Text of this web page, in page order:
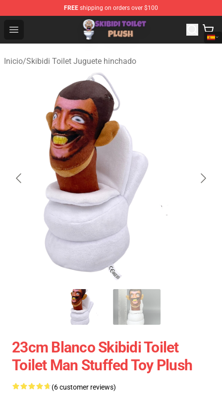
FREE shipping on orders over $100
Open menu
Skibidi Toilet Plush Shop - Official Skibidi Toilet Plush
Inicio/Skibidi Toilet Juguete hinchado
23cm Blanco Skibidi Toilet
Toilet Man Stuffed Toy Plush
(6 customer reviews)